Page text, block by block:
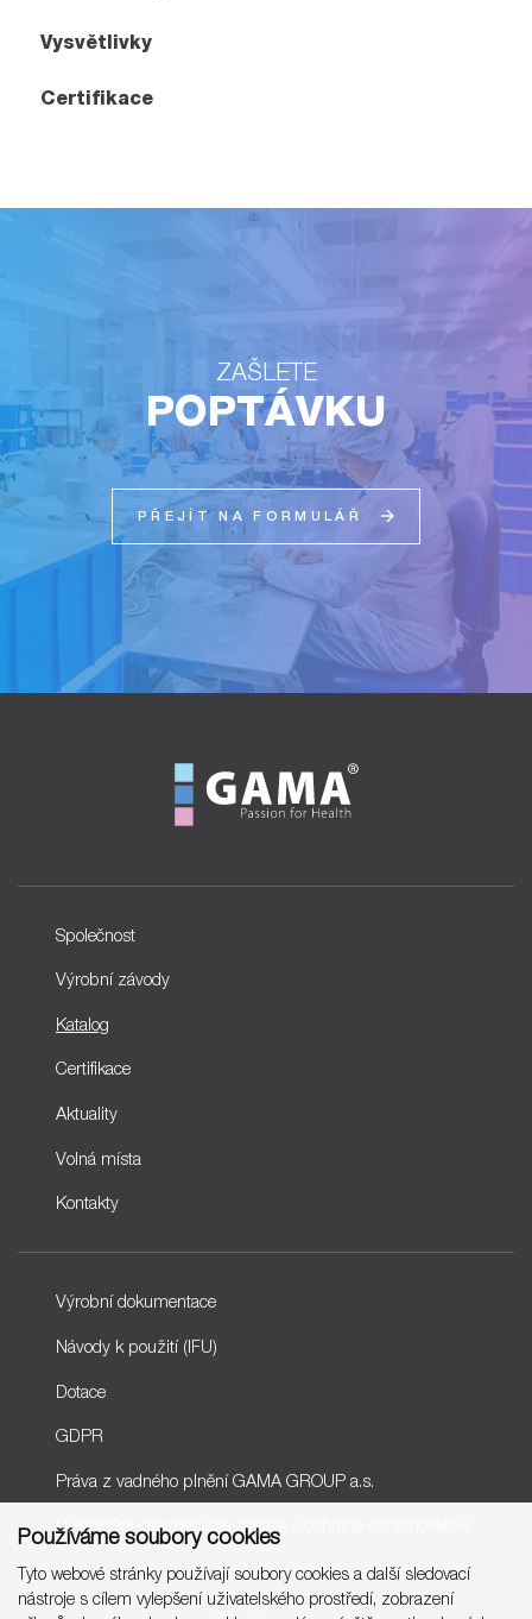
Používáme soubory cookies
Tyto webové stránky používají soubory cookies a další sledovací
nástroje s cílem vylepšení uživatelského prostředí, zobrazení
Vysvětlivky
Certifikace
ZAŠLETE
POPTÁVKU
PŘEJÍT NA FORMULÁŘ
Společnost
Výrobní závody
Katalog
Certifikace
Aktuality
Volná místa
Kontakty
Výrobní dokumentace
Návody k použití (IFU)
Dotace
GDPR
Práva z vadného plnění GAMA GROUP a.s.
Uveřejnění informací dle zákona o ochraně oznamovatelů